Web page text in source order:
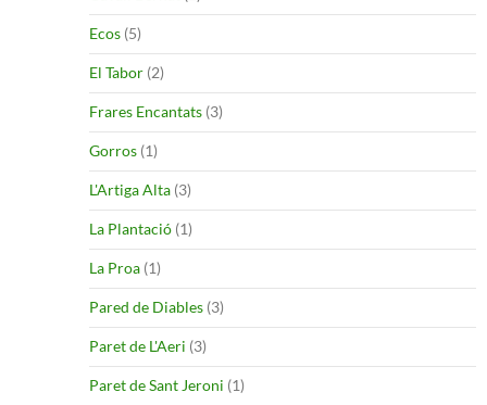
Ecos (5)
El Tabor (2)
Frares Encantats (3)
Gorros (1)
L'Artiga Alta (3)
La Plantació (1)
La Proa (1)
Pared de Diables (3)
Paret de L'Aeri (3)
Paret de Sant Jeroni (1)